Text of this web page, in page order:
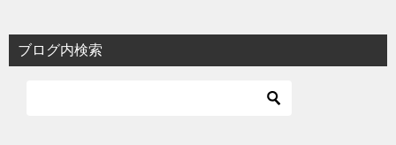
ブログ内検索